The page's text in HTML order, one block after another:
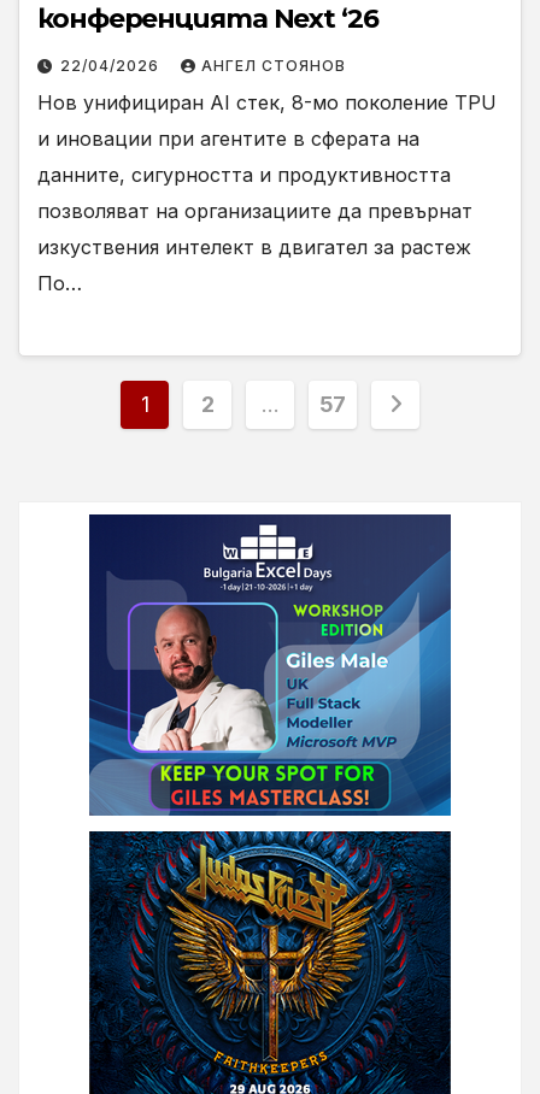
конференцията Next ‘26
22/04/2026 АНГЕЛ СТОЯНОВ
Нов унифициран AI стек, 8-мо поколение TPU
и иновации при агентите в сферата на
данните, сигурността и продуктивността
позволяват на организациите да превърнат
изкуствения интелект в двигател за растеж
По…
Разделяне
публикациите
страници
1 2 … 57